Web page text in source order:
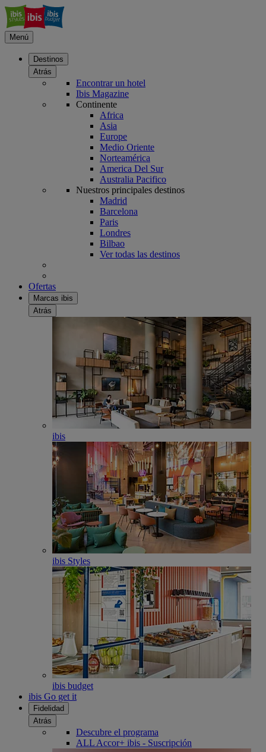
Menú
Destinos
Atrás
Encontrar un hotel
Ibis Magazine
Continente
Africa
Asia
Europe
Medio Oriente
Norteamérica
America Del Sur
Australia Pacifico
Nuestros principales destinos
Madrid
Barcelona
Paris
Londres
Bilbao
Ver todas las destinos
Ofertas
Marcas ibis
Atrás
ibis
ibis Styles
ibis budget
ibis Go get it
Fidelidad
Atrás
Descubre el programa
ALL Accor+ ibis - Suscripción